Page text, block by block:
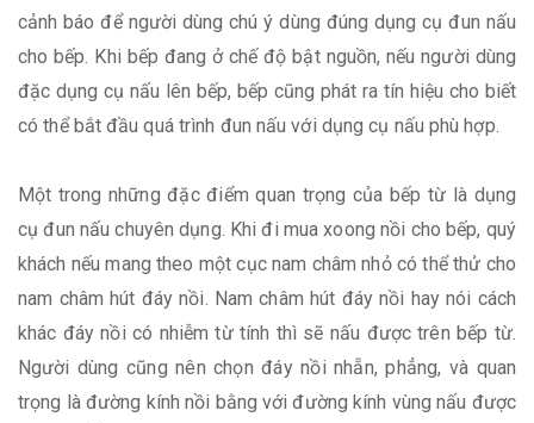
cảnh báo để người dùng chú ý dùng đúng dụng cụ đun nấu
cho bếp. Khi bếp đang ở chế độ bật nguồn, nếu người dùng
đặc dụng cụ nấu lên bếp, bếp cũng phát ra tín hiệu cho biết
có thể bắt đầu quá trình đun nấu với dụng cụ nấu phù hợp.
Một trong những đặc điểm quan trọng của bếp từ là dụng
cụ đun nấu chuyên dụng. Khi đi mua xoong nồi cho bếp, quý
khách nếu mang theo một cục nam châm nhỏ có thể thử cho
nam châm hút đáy nồi. Nam châm hút đáy nồi hay nói cách
khác đáy nồi có nhiễm từ tính thì sẽ nấu được trên bếp từ.
Người dùng cũng nên chọn đáy nồi nhẵn, phẳng, và quan
trọng là đường kính nồi bằng với đường kính vùng nấu được